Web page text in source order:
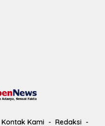
Kontak Kami Redaksi